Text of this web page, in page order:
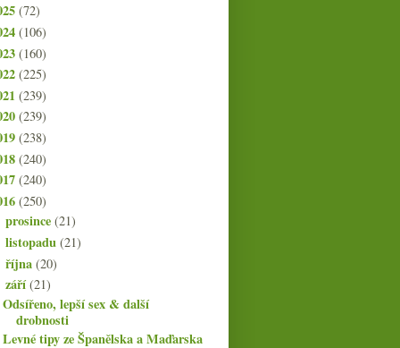
(72)
(106)
(160)
(225)
(239)
(239)
(238)
(240)
(240)
(250)
prosince(21)
listopadu(21)
října(20)
září(21)
Odsířeno, lepší sex & další
drobnosti
Levné tipy ze Španělska a Maďarska